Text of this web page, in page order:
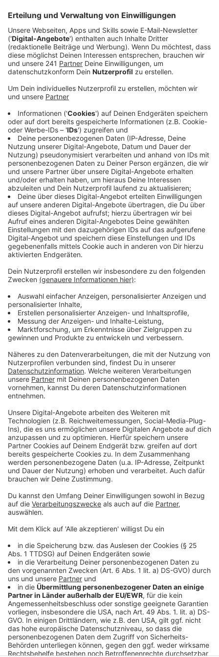
Anzeige
Hubsteiger kann Pylone vom Eis befreien
Zuerst sollte ein Hubschrauber die Brückenträger vom
Eis befreien, das hat aber nicht einwandfrei
funktioniert - im Anschluss konnte ein sogenannter
Hubsteiger, den man mechanisch in die Höhe fahren
kann, das Eis auf dem Pylon der Kölner Seite
entfernen. Jetzt ist auch die Leverkusener Seite frei
und der Verkehr darf wieder fließen.
Anzeige
Unfälle durch herabstürzende Eiszapfen
Anzeige
Die Brücke war am Morgen voll gesperrt worden, weil
immer wieder Eiszapfen auf die Fahrbahn gefallen
waren – die hatten schon für vier Unfälle gesorgt, am
Vorabend hatte die Autobahn GmbH bereits eine Spur
gesperrt. Die Autobahn GmbH will jetzt nach Lösungen
vermieden werden kann.
Anzeige
Weitere Meldungen aus Leverkusen
Anzeige
Wahlkampfauftakt in Leverkusen: Plakate und
Veranstaltungen
Radweg an der B8 in Leverkusen wird saniert
Onlinehandel in Leverkusen: Ein Boom im Dezember
Anzeige
Anzeige